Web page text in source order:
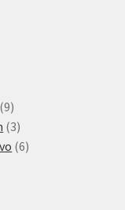
99
produktů
33
produkty
66